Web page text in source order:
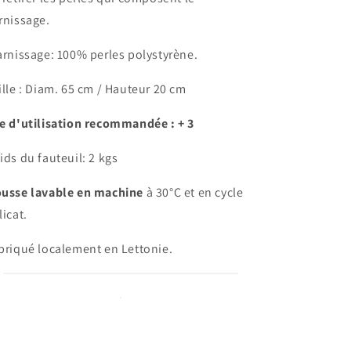
100% perles polystyrène.
: Diam. 65 cm / Hauteur 20 cm
d'utilisation recommandée : + 3
du fauteuil: 2 kgs
lavable en machine à 30°C et en cycle
localement en Lettonie.